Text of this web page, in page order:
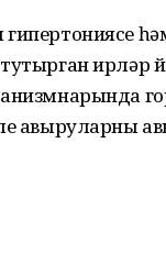
ирләр
авыруларны